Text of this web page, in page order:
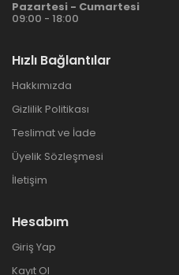
Pazartesi - Cumartesi
09:00 - 18:00
Hızlı Bağlantılar
Hakkımızda
Gizlilik Politikası
Teslimat ve İade
Üyelik Sözleşmesi
İletişim
Hesabım
Giriş Yap
Kayıt Ol